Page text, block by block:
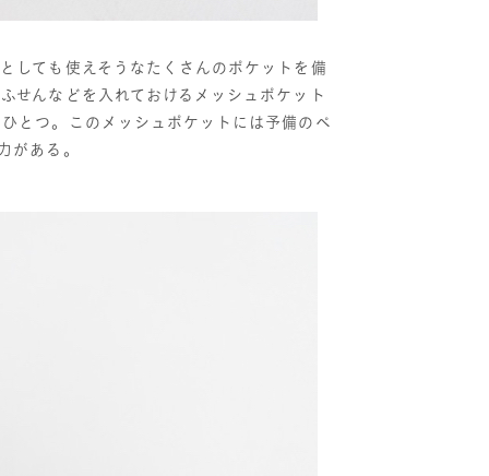
しても使えそうなたくさんのポケットを備
せんなどを入れておけるメッシュポケット
とつ。このメッシュポケットには予備のペ
がある。